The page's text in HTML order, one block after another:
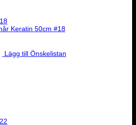
Lägg till Önskelistan